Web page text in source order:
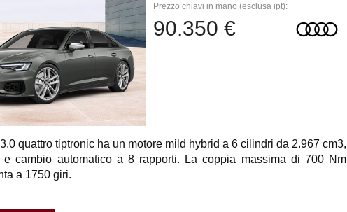
Prezzo chiavi in mano (esclusa ipt):
90.350 €
quattro tiptronic ha un motore mild hybrid a 6 cilindri da 2.967 cm3,
e cambio automatico a 8 rapporti. La coppia massima di 700 Nm
a 1750 giri.